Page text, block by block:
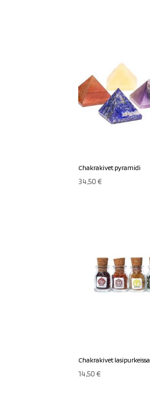
Chakrakivet pyramidi
34,50€
Chakrakivet lasipurkeissa
14,50€